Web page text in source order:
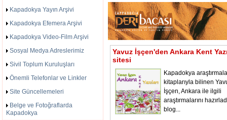
Kapadokya Yayın Arşivi
Kapadokya Efemera Arşivi
Kapadokya Video-Film Arşivi
Sosyal Medya Adreslerimiz
Sivil Toplum Kuruluşları
Önemli Telefonlar ve Linkler
Site Güncellemeleri
Belge ve Fotoğraflarda
Kapadokya
Yavuz İşçen'den Ankara Kent
sitesi
Kapadokya
kitaplarıyla bilinen
İşçen, Ankara ile ilgili
araştırmalarını
blog...